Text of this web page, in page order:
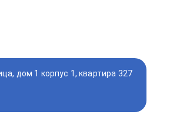
дом 1 корпус 1, квартира 327